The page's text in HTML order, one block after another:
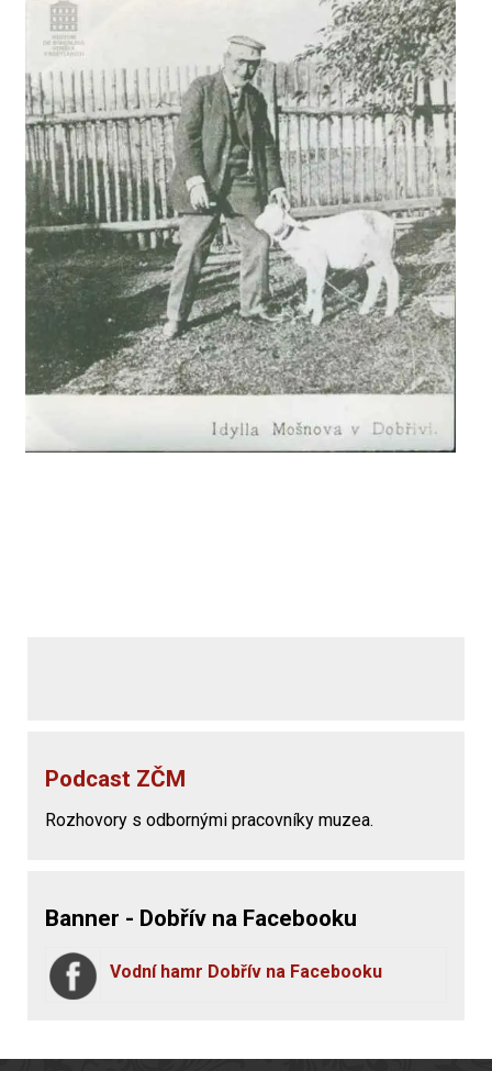
Podcast ZČM
Rozhovory s odbornými pracovníky muzea.
Banner - Dobřív na Facebooku
Vodní hamr Dobřív na Facebooku